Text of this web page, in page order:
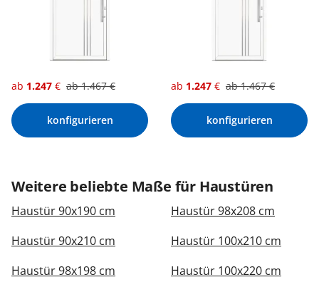
ab 1.247 € ab1.467€
konfigurieren
ab 1.247 € ab1.467€
konfigurieren
Weitere beliebte Maße für Haustüren
Haustür 90x190 cm
Haustür 90x210 cm
Haustür 98x198 cm
Haustür 98x208 cm
Haustür 100x210 cm
Haustür 100x220 cm